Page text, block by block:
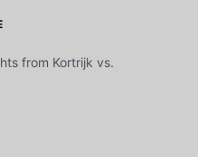
from Kortrijk vs.